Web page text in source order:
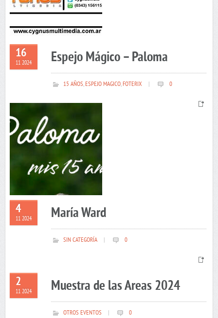
16
11 2024 Espejo Mágico – Paloma
15 AÑOS,ESPEJO MAGICO,FOTERIX 0
4
11 2024 María Ward
SIN CATEGORÍA 0
2
11 2024 Muestra de las Areas 2024
OTROS EVENTOS 0